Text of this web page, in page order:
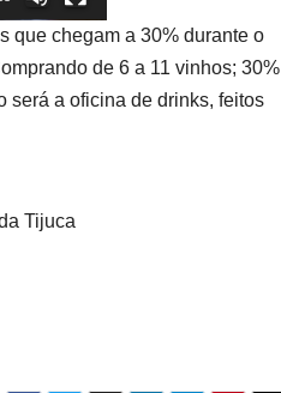
que chegam a 30% durante o
de 6 a 11 vinhos; 30%
será a oficina de drinks, feitos
Tijuca